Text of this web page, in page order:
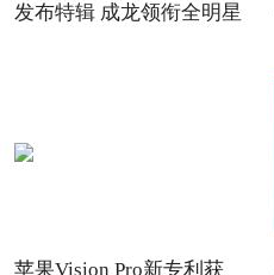
发布特辑 成龙领衔全明星
苹果Vision Pro新专利获